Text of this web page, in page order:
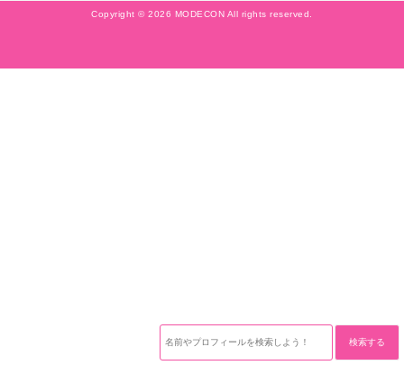
Copyright © 2026 MODECON All rights reserved.